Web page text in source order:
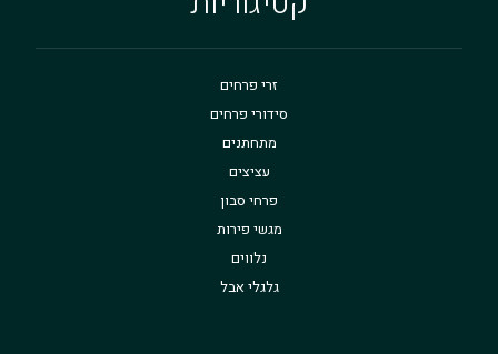
זרי פרחים
סידורי פרחים
מתחתנים
עציצים
פרחי סבון
מגשי פירות
נלווים
גלגלי אבל